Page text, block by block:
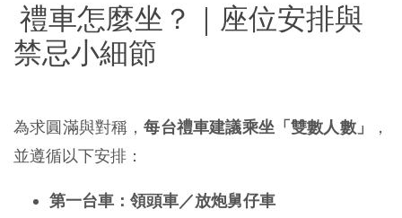
禮車怎麼坐？｜座位安排與
禁忌小細節
為求圓滿與對稱，每台禮車建議乘坐「雙數人數」
，
並遵循以下安排：
第一台車：領頭車／放炮舅仔車